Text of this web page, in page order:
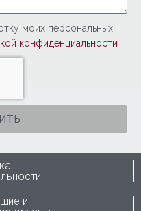
моих персональных
конфиденциальности
и